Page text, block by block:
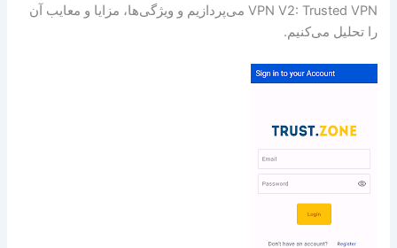
VPN V2: Trusted VPN می‌پردازیم و ویژگی‌ها، مزایا و معایب آن
را تحلیل می‌کنیم.